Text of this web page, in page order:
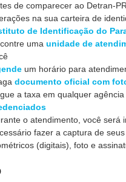
de comparecer ao Detran-
na sua carteira de
de Identificação do
uma unidade de
um horário para
documento oficial com
a taxa em qualquer agência
o atendimento, você será
fazer a captura de
(digitais), foto e